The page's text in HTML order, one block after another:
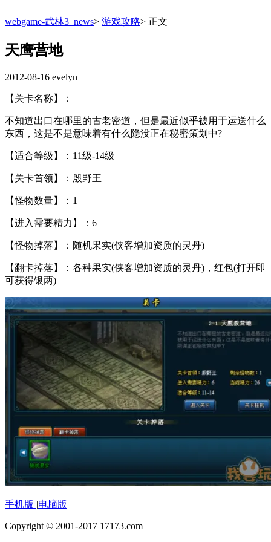
webgame-武林3_news> 游戏攻略> 正文
天鹰营地
2012-08-16 evelyn
【关卡名称】：
不知道出口在哪里的古老密道，但是最近似乎被用于运送什么
东西，这是不是意味着有什么隐没正在秘密策划中?
【适合等级】：11级-14级
【关卡首领】：殷野王
【怪物数量】：1
【进入需要精力】：6
【怪物掉落】：随机果实(侠客增加资质的灵丹)
【翻卡掉落】：各种果实(侠客增加资质的灵丹)，红包(打开即
可获得银两)
手机版 |电脑版
Copyright © 2001-2017 17173.com